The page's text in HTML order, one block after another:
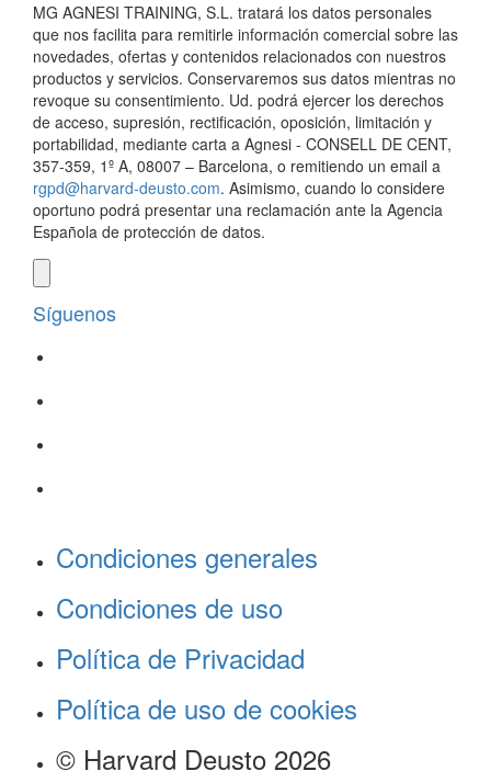
MG AGNESI TRAINING, S.L. tratará los datos personales
que nos facilita para remitirle información comercial sobre las
novedades, ofertas y contenidos relacionados con nuestros
productos y servicios. Conservaremos sus datos mientras no
revoque su consentimiento. Ud. podrá ejercer los derechos
de acceso, supresión, rectificación, oposición, limitación y
portabilidad, mediante carta a Agnesi - CONSELL DE CENT,
357-359, 1º A, 08007 – Barcelona, o remitiendo un email a
rgpd@harvard-deusto.com. Asimismo, cuando lo considere
oportuno podrá presentar una reclamación ante la Agencia
Española de protección de datos.
Síguenos
Condiciones generales
Condiciones de uso
Política de Privacidad
Política de uso de cookies
© Harvard Deusto 2026